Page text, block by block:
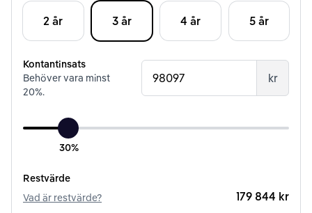
2 år 3 år 4 år 5 år
Kontantinsats
Behöver vara minst
20%.
kr
30%
Restvärde
Vad är restvärde?
179 844 kr